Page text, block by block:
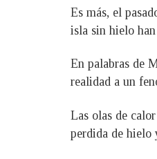
Es más, el
isla sin hielo
En palabras de
realidad a un
Las olas de
perdida de hielo